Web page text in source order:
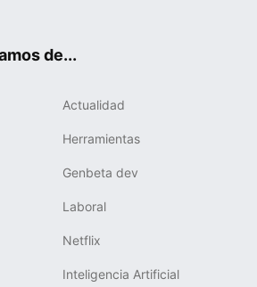
de...
Actualidad
Herramientas
Genbeta dev
Laboral
Netflix
Inteligencia Artificial